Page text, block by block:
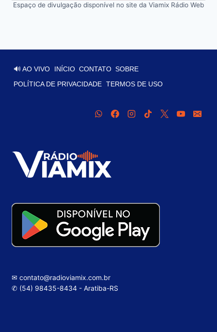
Espaço de divulgação disponível no site da Viamix Rádio Web
🔊 AO VIVO INÍCIO CONTATO SOBRE
POLÍTICA DE PRIVACIDADE TERMOS DE USO
✉ contato@radioviamix.com.br
✆ (54) 98435-8434 - Aratiba-RS